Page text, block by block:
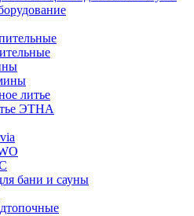
литье
ЭТНА
бани и сауны